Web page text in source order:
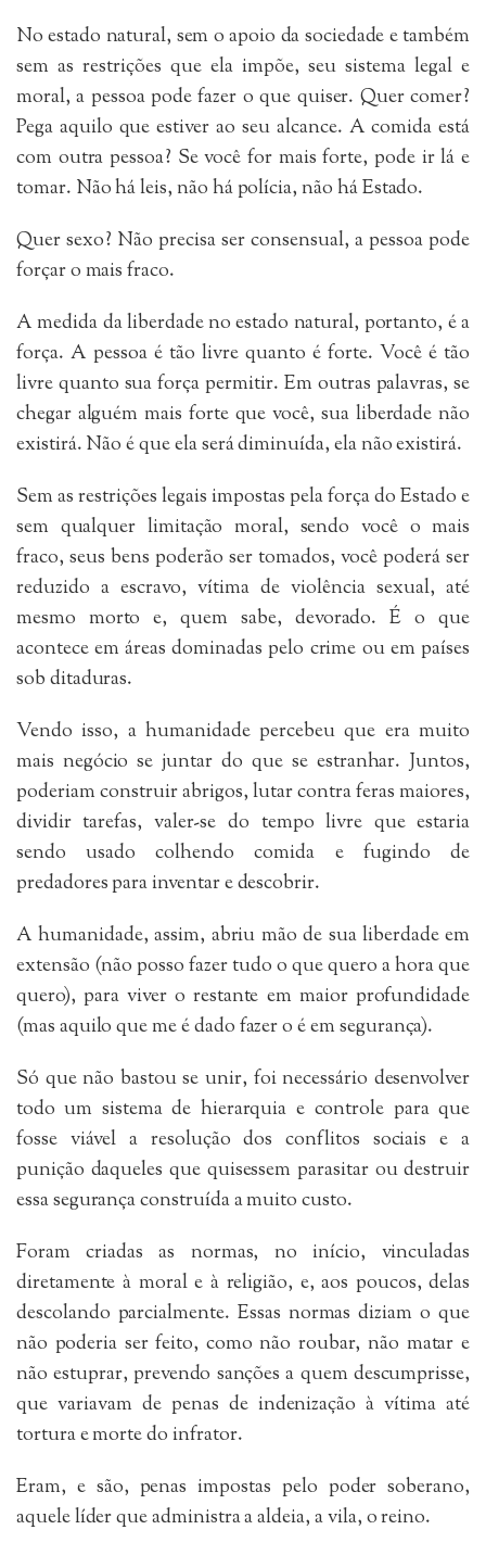
No estado natural, sem o apoio da sociedade e também
sem as restrições que ela impõe, seu sistema legal e
moral, a pessoa pode fazer o que quiser. Quer comer?
Pega aquilo que estiver ao seu alcance. A comida está
com outra pessoa? Se você for mais forte, pode ir lá e
tomar. Não há leis, não há polícia, não há Estado.
Quer sexo? Não precisa ser consensual, a pessoa pode
forçar o mais fraco.
A medida da liberdade no estado natural, portanto, é a
força. A pessoa é tão livre quanto é forte. Você é tão
livre quanto sua força permitir. Em outras palavras, se
chegar alguém mais forte que você, sua liberdade não
existirá. Não é que ela será diminuída, ela não existirá.
Sem as restrições legais impostas pela força do Estado e
sem qualquer limitação moral, sendo você o mais
fraco, seus bens poderão ser tomados, você poderá ser
reduzido a escravo, vítima de violência sexual, até
mesmo morto e, quem sabe, devorado. É o que
acontece em áreas dominadas pelo crime ou em países
sob ditaduras.
Vendo isso, a humanidade percebeu que era muito
mais negócio se juntar do que se estranhar. Juntos,
poderiam construir abrigos, lutar contra feras maiores,
dividir tarefas, valer-se do tempo livre que estaria
sendo usado colhendo comida e fugindo de
predadores para inventar e descobrir.
A humanidade, assim, abriu mão de sua liberdade em
extensão (não posso fazer tudo o que quero a hora que
quero), para viver o restante em maior profundidade
(mas aquilo que me é dado fazer o é em segurança).
Só que não bastou se unir, foi necessário desenvolver
todo um sistema de hierarquia e controle para que
fosse viável a resolução dos conflitos sociais e a
punição daqueles que quisessem parasitar ou destruir
essa segurança construída a muito custo.
Foram criadas as normas, no início, vinculadas
diretamente à moral e à religião, e, aos poucos, delas
descolando parcialmente. Essas normas diziam o que
não poderia ser feito, como não roubar, não matar e
não estuprar, prevendo sanções a quem descumprisse,
que variavam de penas de indenização à vítima até
tortura e morte do infrator.
Eram, e são, penas impostas pelo poder soberano,
aquele líder que administra a aldeia, a vila, o reino.